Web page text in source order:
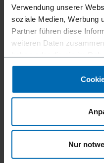
Verwendung unserer
soziale Medien, Werbung
Partner führen diese
weiteren Daten
gesammelt haben.
Nur
F1B 41-19 LS
Long narrow nose for
magazine.
Befestigertyp
BECK N 3
Ähnlich wie
PREBENA U, SENCO A,